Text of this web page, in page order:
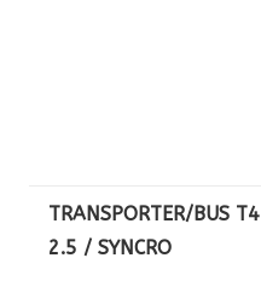
TRANSPORTER/BUS T4
2.5 / SYNCRO